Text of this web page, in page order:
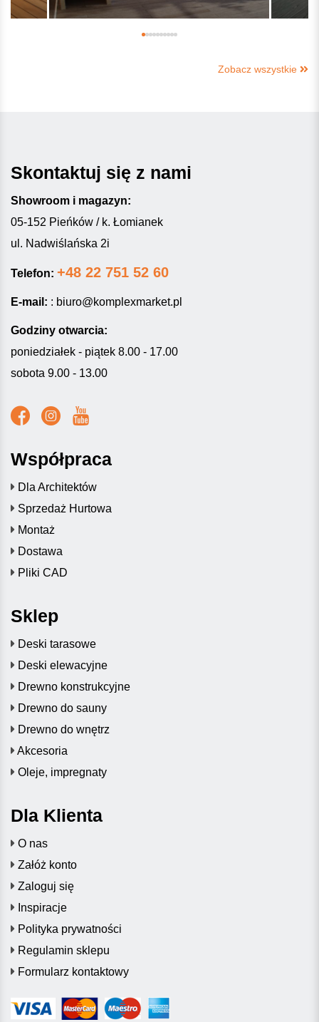
Zobacz wszystkie
Skontaktuj się z nami
Showroom i magazyn:
05-152 Pieńków / k. Łomianek
ul. Nadwiślańska 2i
Telefon: +48 22 751 52 60
E-mail: : biuro@komplexmarket.pl
Godziny otwarcia:
poniedziałek - piątek 8.00 - 17.00
sobota 9.00 - 13.00
Współpraca
Dla Architektów
Sprzedaż Hurtowa
Montaż
Dostawa
Pliki CAD
Sklep
Deski tarasowe
Deski elewacyjne
Drewno konstrukcyjne
Drewno do sauny
Drewno do wnętrz
Akcesoria
Oleje, impregnaty
Dla Klienta
O nas
Załóż konto
Zaloguj się
Inspiracje
Polityka prywatności
Regulamin sklepu
Formularz kontaktowy